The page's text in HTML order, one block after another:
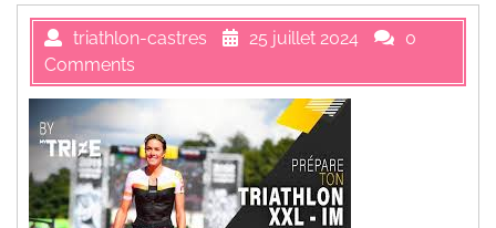
triathlon-castres 25 juillet 2024
0
Comments